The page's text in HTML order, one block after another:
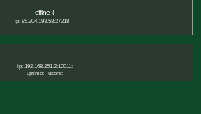
offline :(
ip: 85.204.193.58:27218
ip: 192.168.251.2:10011:
uptime:
users: